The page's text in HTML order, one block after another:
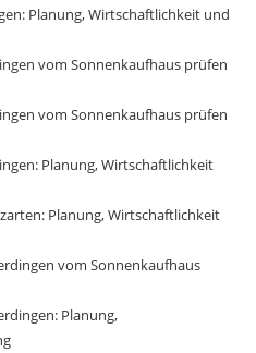
Planung, Wirtschaftlichkeit und
vom Sonnenkaufhaus prüfen
vom Sonnenkaufhaus prüfen
Planung, Wirtschaftlichkeit
Planung, Wirtschaftlichkeit
vom Sonnenkaufhaus
Planung,